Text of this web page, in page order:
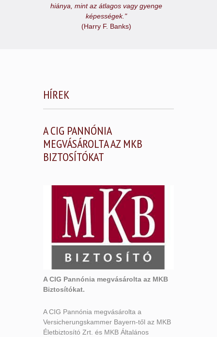
hiánya, mint az átlagos vagy gyenge
képességek."
(Harry F. Banks)
HÍREK
A CIG PANNÓNIA
MEGVÁSÁROLTA AZ MKB
BIZTOSÍTÓKAT
A CIG Pannónia megvásárolta az MKB
Biztosítókat.
A CIG Pannónia megvásárolta a
Versicherungskammer Bayern-től az MKB
Életbiztosító Zrt. és MKB Általános